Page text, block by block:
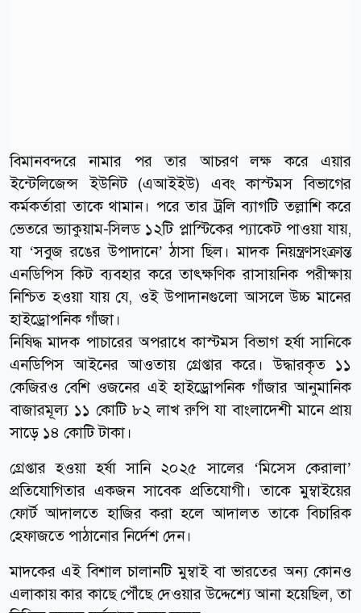
বিমানবন্দরে নামার পর তার আচরণ লক্ষ করে এয়ার
ইন্টেলিজেন্স ইউনিট (এআইইউ) এবং কাস্টমস বিভাগের
কর্মকর্তারা তাকে থামান। পরে তার ট্রলি ব্যাগটি তল্লাশি করে
ভেতরে ভ্যাকুয়াম-সিলড ১২টি প্লাস্টিকের প্যাকেট পাওয়া যায়,
যা ‘সবুজ রঙের উপাদানে’ ঠাসা ছিল। মাদক নিয়ন্ত্রণসংক্রান্ত
এনডিপিস কিট ব্যবহার করে তাৎক্ষণিক রাসায়নিক পরীক্ষায়
নিশ্চিত হওয়া যায় যে, ওই উপাদানগুলো আসলে উচ্চ মানের
হাইড্রোপনিক গাঁজা।
নিষিদ্ধ মাদক পাচারের অপরাধে কাস্টমস বিভাগ হর্ষা সানিকে
এনডিপিস আইনের আওতায় গ্রেপ্তার করে। উদ্ধারকৃত ১১
কেজিরও বেশি ওজনের এই হাইড্রোপনিক গাঁজার আনুমানিক
বাজারমূল্য ১১ কোটি ৮২ লাখ রুপি যা বাংলাদেশী মানে প্রায়
সাড়ে ১৪ কোটি টাকা।
গ্রেপ্তার হওয়া হর্ষা সানি ২০২৫ সালের ‘মিসেস কেরালা’
প্রতিযোগিতার একজন সাবেক প্রতিযোগী। তাকে মুম্বাইয়ের
ফোর্ট আদালতে হাজির করা হলে আদালত তাকে বিচারিক
হেফাজতে পাঠানোর নির্দেশ দেন।
মাদকের এই বিশাল চালানটি মুম্বাই বা ভারতের অন্য কোনও
এলাকায় কার কাছে পৌঁছে দেওয়ার উদ্দেশ্যে আনা হয়েছিল, তা